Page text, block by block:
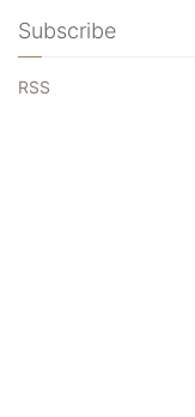
Subscribe
RSS